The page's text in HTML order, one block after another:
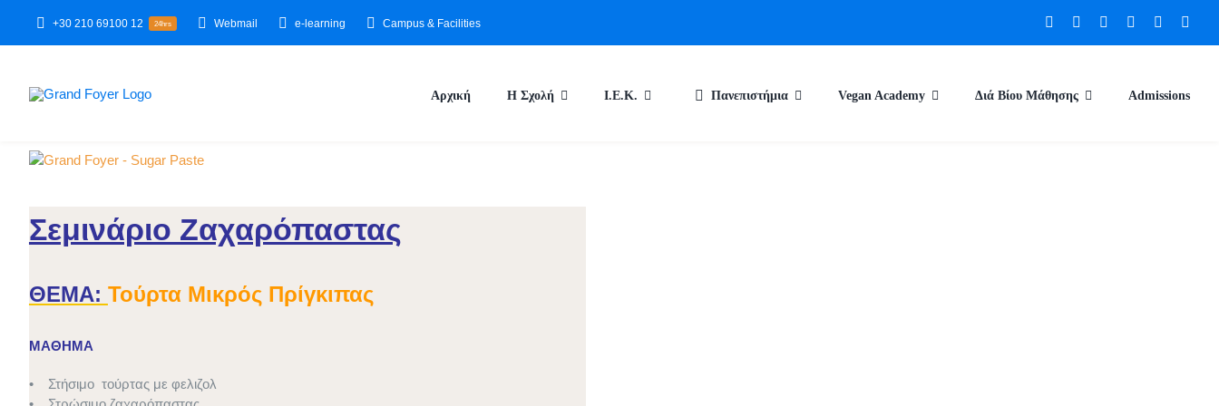
content
+30 210 69100 12 24hrs Webmail e-learning Campus & Facilities
Αρχική Η Σχολή Ι.Ε.Κ. Πανεπιστήμια Vegan Academy Διά Βίου Μάθησης Admissions
Σεμινάριο Ζαχαρόπαστας
ΘΕΜΑ: Τούρτα Μικρός Πρίγκιπας
ΜΑΘΗΜΑ
• Στήσιμο τούρτας με φελιζολ